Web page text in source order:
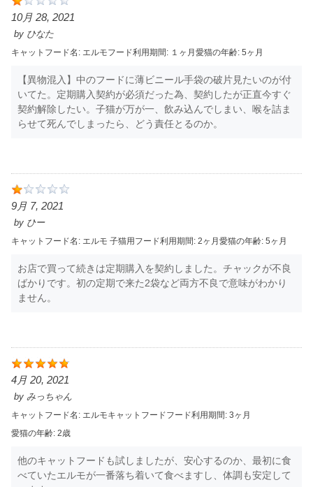
10月 28, 2021
by ひなた
キャットフード名: エルモフード利用期間: １ヶ月愛猫の年齢: 5ヶ月
【異物混入】中のフードに薄ビニール手袋の破片見たいのが付
いてた。定期購入契約が必須だった為、契約したが正直今すぐ
契約解除したい。子猫が万が一、飲み込んでしまい、喉を詰ま
らせて死んでしまったら、どう責任とるのか。
9月 7, 2021
by ひー
キャットフード名: エルモ 子猫用 フード利用期間: 2ヶ月愛猫の年齢: 5ヶ月
お店で買って続きは定期購入を契約しました。チャックが不良
ばかりです。初の定期で来た2袋など両方不良で意味がわかり
ません。
4月 20, 2021
byみっちゃん
キャットフード名: エルモキャットフードフード利用期間: 3ヶ月
愛猫の年齢: 2歳
他のキャットフードも試しましたが、安心するのか、最初に食
べていたエルモが一番落ち着いて食べますし、体調も安定して